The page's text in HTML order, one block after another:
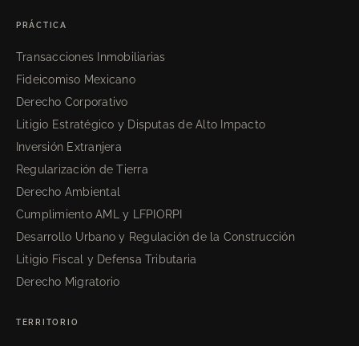
PRÁCTICA
Transacciones Inmobiliarias
Fideicomiso Mexicano
Derecho Corporativo
Litigio Estratégico y Disputas de Alto Impacto
Inversión Extranjera
Regularización de Tierra
Derecho Ambiental
Cumplimiento AML y LFPIORPI
Desarrollo Urbano y Regulación de la Construcción
Litigio Fiscal y Defensa Tributaria
Derecho Migratorio
TERRITORIO